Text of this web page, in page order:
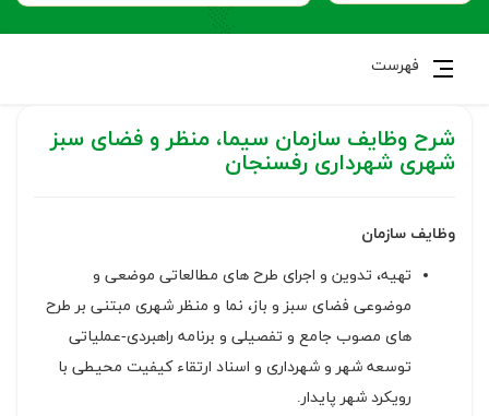
فهرست
شرح وظایف سازمان سیما، منظر و فضای سبز
شهری شهرداری رفسنجان
وظایف سازمان
تهیه، تدوین و اجرای طرح های مطالعاتی موضعی و
موضوعی فضای سبز و باز، نما و منظر شهری مبتنی بر طرح
های مصوب جامع و تفصیلی و برنامه راهبردی-عملیاتی
توسعه شهر و شهرداری و اسناد ارتقاء کیفیت محیطی با
رویکرد شهر پایدار.